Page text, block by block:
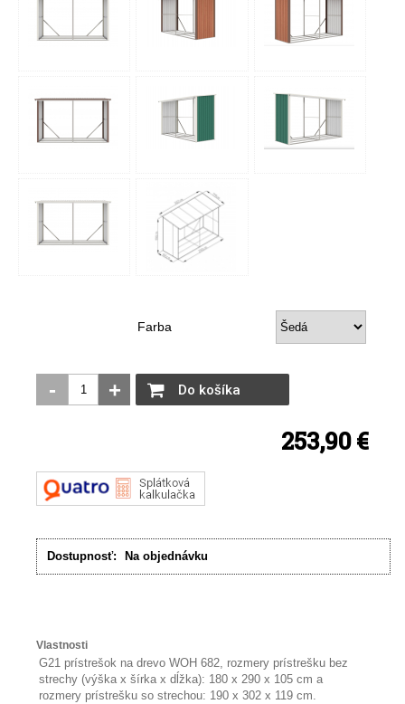
Farba
- + Do košíka
253,90 €
Dostupnosť: Na objednávku
Vlastnosti
G21 prístrešok na drevo WOH 682, rozmery prístrešku bez
strechy (výška x šírka x dĺžka): 180 x 290 x 105 cm a
rozmery prístrešku so strechou: 190 x 302 x 119 cm.